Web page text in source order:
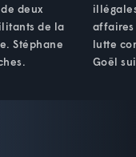
deux
de la
Stéphane
lutte
Goël